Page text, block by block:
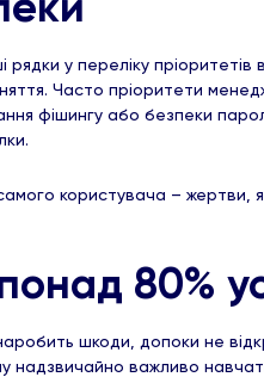
у переліку пріоритетів
Часто пріоритети
фішингу або безпеки
користувача –
80%
шкоди, допоки не
важливо